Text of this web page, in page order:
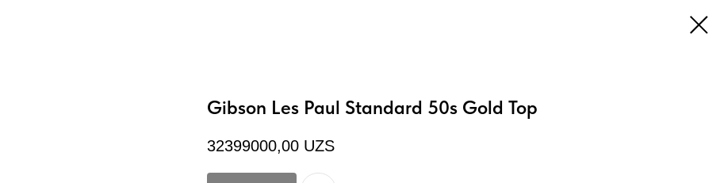
Gibson Les Paul Standard 50s Gold Top
32399000,00 UZS